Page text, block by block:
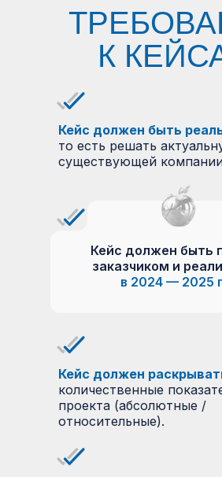
Кейс должен быть
то есть решать
существующей
Кейс должен быть
заказчиком и
в 2024 — 2025
Кейс должен
количественные
проекта (абсолютные /
относительные).
К